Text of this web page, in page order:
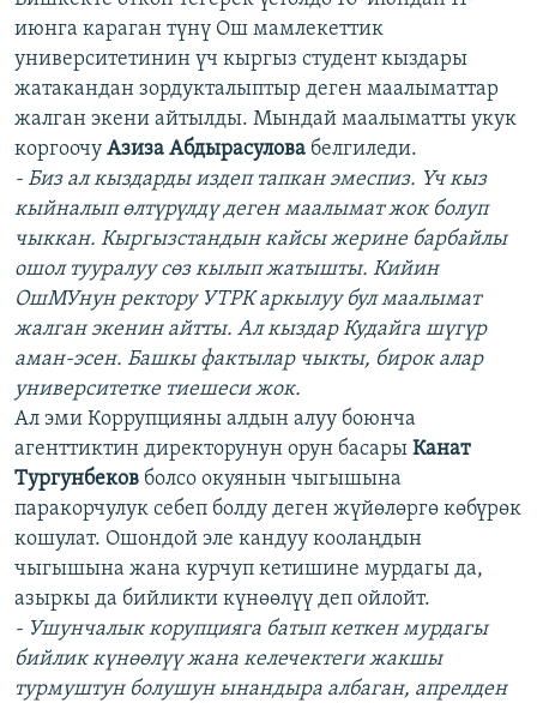
июнга караган түнү Ош мамлекеттик
университетинин үч кыргыз студент кыздары
жатакандан зордукталыптыр деген маалыматтар
жалган экени айтылды. Мындай маалыматты укук
коргоочу Азиза Абдырасулова белгиледи.
- Биз ал кыздарды издеп тапкан эмеспиз. Үч кыз
кыйналып өлтүрүлдү деген маалымат жок болуп
чыккан. Кыргызстандын кайсы жерине барбайлы
ошол тууралуу сөз кылып жатышты. Кийин
ОшМУнун ректору УТРК аркылуу бул маалымат
жалган экенин айтты. Ал кыздар Кудайга шүгүр
аман-эсен. Башкы фактылар чыкты, бирок алар
университетке тиешеси жок.
Ал эми Коррупцияны алдын алуу боюнча
агенттиктин директорунун орун басары Канат
Тургунбеков болсо окуянын чыгышына
паракорчулук себеп болду деген жүйөлөргө көбүрөк
кошулат. Ошондой эле кандуу коолаңдын
чыгышына жана курчуп кетишине мурдагы да,
азыркы да бийликти күнөөлүү деп ойлойт.
- Ушунчалык корупцияга батып кеткен мурдагы
бийлик күнөөлүү жана келечектеги жакшы
турмуштун болушун ынандыра албаган, апрелден